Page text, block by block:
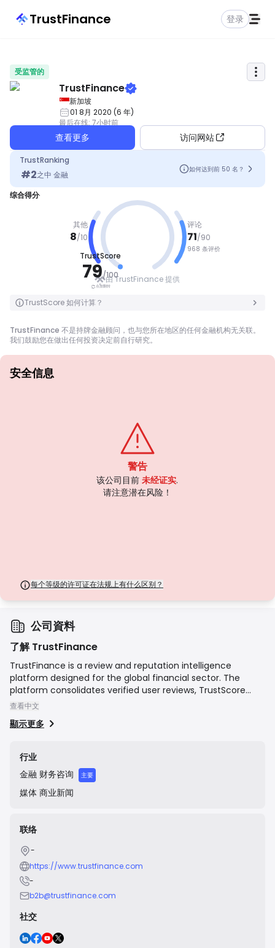
TrustFinance 登录
受监管的
TrustFinance
新加坡
01 8月 2020 (6 年)
最后在线: 7小时前
查看更多 访问网站
TrustRanking
#2之中 金融
如何达到前 50 名？
综合得分
其他
8/10
TrustScore
79/100
点按翻转
良好
点按翻转
评论
71/90
968 条评价
由 TrustFinance 提供
TrustScore 如何计算？
TrustFinance 不是持牌金融顾问，也与您所在地区的任何金融机构无关联。
我们鼓励您在做出任何投资决定前自行研究。
安全信息
警告
该公司目前 未经证实.
请注意潜在风险！
每个等级的许可证在法规上有什么区别？
定期审计，确保最高程度的交易者保护。争议解决和遵守 AML/CTF 标准进一
由受尊敬的区域监管机构授予，这些许可证提供强大的安全措施，例如资金隔
离、财务报告和补偿计划。虽然没有等级 1 那么严格，但它们提供可靠的区域
公司資料
了解 TrustFinance
TrustFinance is a review and reputation intelligence
platform designed for the global financial sector. The
platform consolidates verified user reviews, TrustScore
ratings, and essential company data, providing individuals
providers effectively. By connecting users with financial
firms, and crypto exchanges, TrustFinance supports
transparency, encourages responsible practices, and helps
inform decision-making across the financial ecosystem.
查看中文
顯示更多
行业
金融 财务咨询 主要
媒体 商业新闻
联络
-
https://www.trustfinance.com
-
b2b@trustfinance.com
社交